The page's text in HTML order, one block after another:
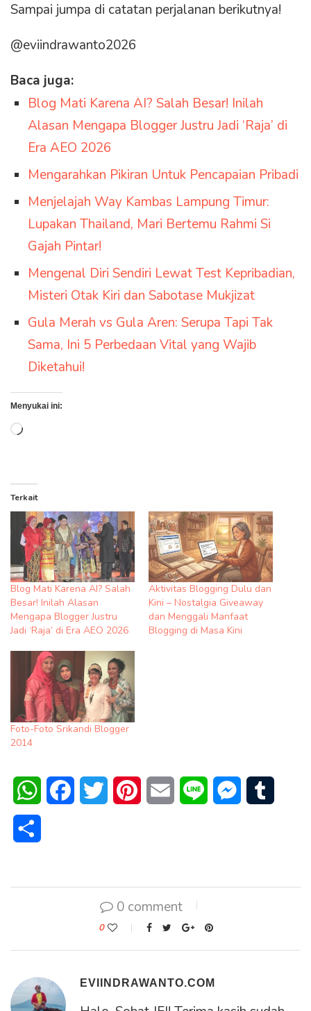
Sampai jumpa di catatan perjalanan berikutnya!
@eviindrawanto2026
Baca juga:
Blog Mati Karena AI? Salah Besar! Inilah
Alasan Mengapa Blogger Justru Jadi ‘Raja’ di
Era AEO 2026
Mengarahkan Pikiran Untuk Pencapaian Pribadi
Menjelajah Way Kambas Lampung Timur:
Lupakan Thailand, Mari Bertemu Rahmi Si
Gajah Pintar!
Mengenal Diri Sendiri Lewat Test Kepribadian,
Misteri Otak Kiri dan Sabotase Mukjizat
Gula Merah vs Gula Aren: Serupa Tapi Tak
Sama, Ini 5 Perbedaan Vital yang Wajib
Diketahui!
Menyukai ini:
Memuat...
Terkait
Blog Mati Karena AI? Salah
Besar! Inilah Alasan
Mengapa Blogger Justru
Jadi ‘Raja’ di Era AEO 2026
Aktivitas Blogging Dulu dan
Kini – Nostalgia Giveaway
dan Menggali Manfaat
Blogging di Masa Kini
Foto-Foto Srikandi Blogger
2014
WhatsAppFacebookTwitter PinterestEmail Line Messenger
0 comment
0
EVIINDRAWANTO.COM